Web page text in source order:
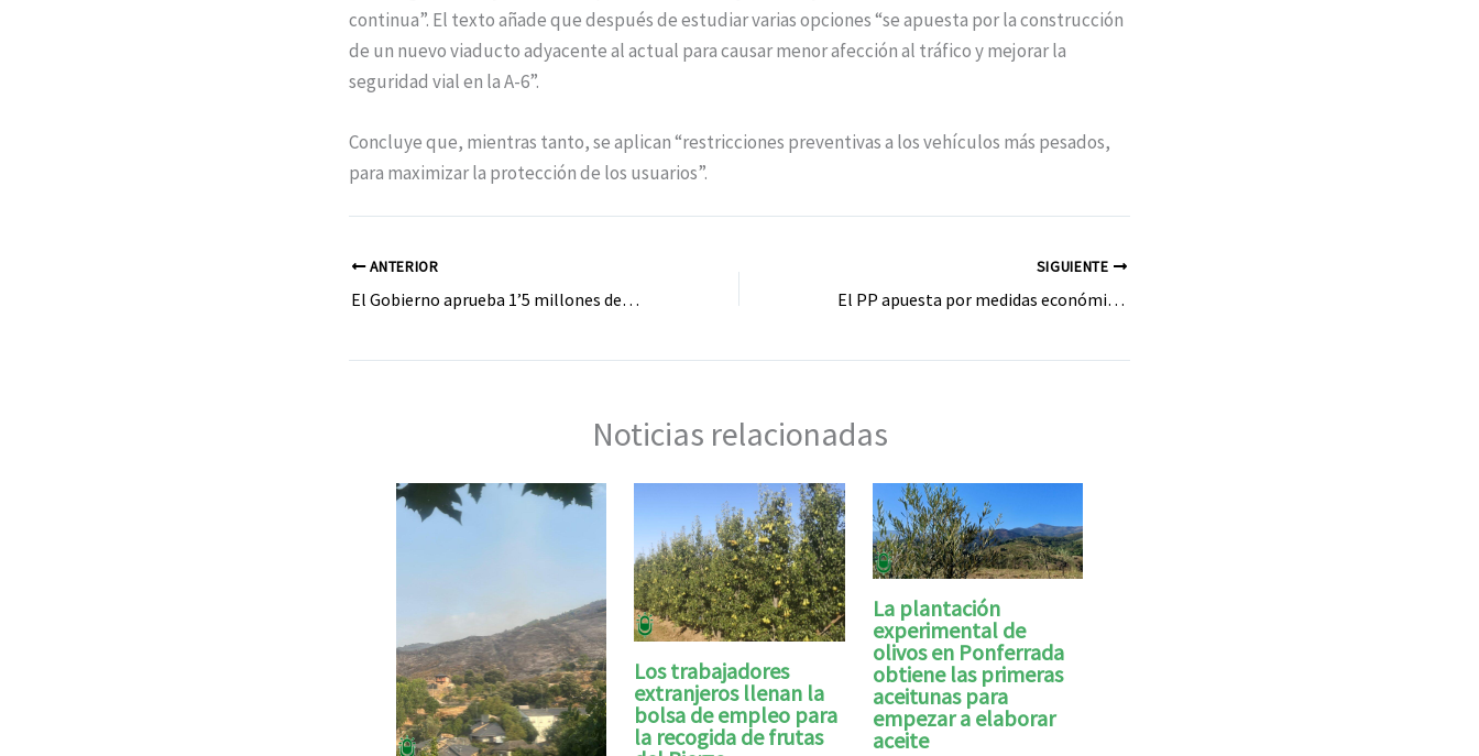
continua”. El texto añade que después de estudiar varias opciones “se apuesta por la construcción
de un nuevo viaducto adyacente al actual para causar menor afección al tráfico y mejorar la
seguridad vial en la A-6”.
Concluye que, mientras tanto, se aplican “restricciones preventivas a los vehículos más pesados,
para maximizar la protección de los usuarios”.
ANTERIOR
El Gobierno aprueba 1’5 millones de euros para seguir inspeccionando el viaducto del Tremor
SIGUIENTE
El PP apuesta por medidas económicas para ayudar a autónomos y facilitar el relevo generacional
Noticias relacionadas
Los trabajadores
extranjeros llenan la
bolsa de empleo para
la recogida de frutas
La plantación
experimental de
olivos en Ponferrada
obtiene las primeras
aceitunas para
empezar a elaborar
aceite